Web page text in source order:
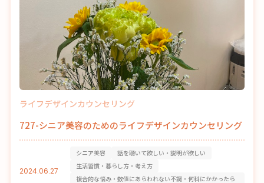
ライフデザインカウンセリング
727-シニア美容のためのライフデザインカウンセリング
2024.06.27
シニア美容
話を聴いて欲しい・説明が欲しい
生活習慣・暮らし方・考え方
複合的な悩み・数値にあらわれない不調・何科にかかったら